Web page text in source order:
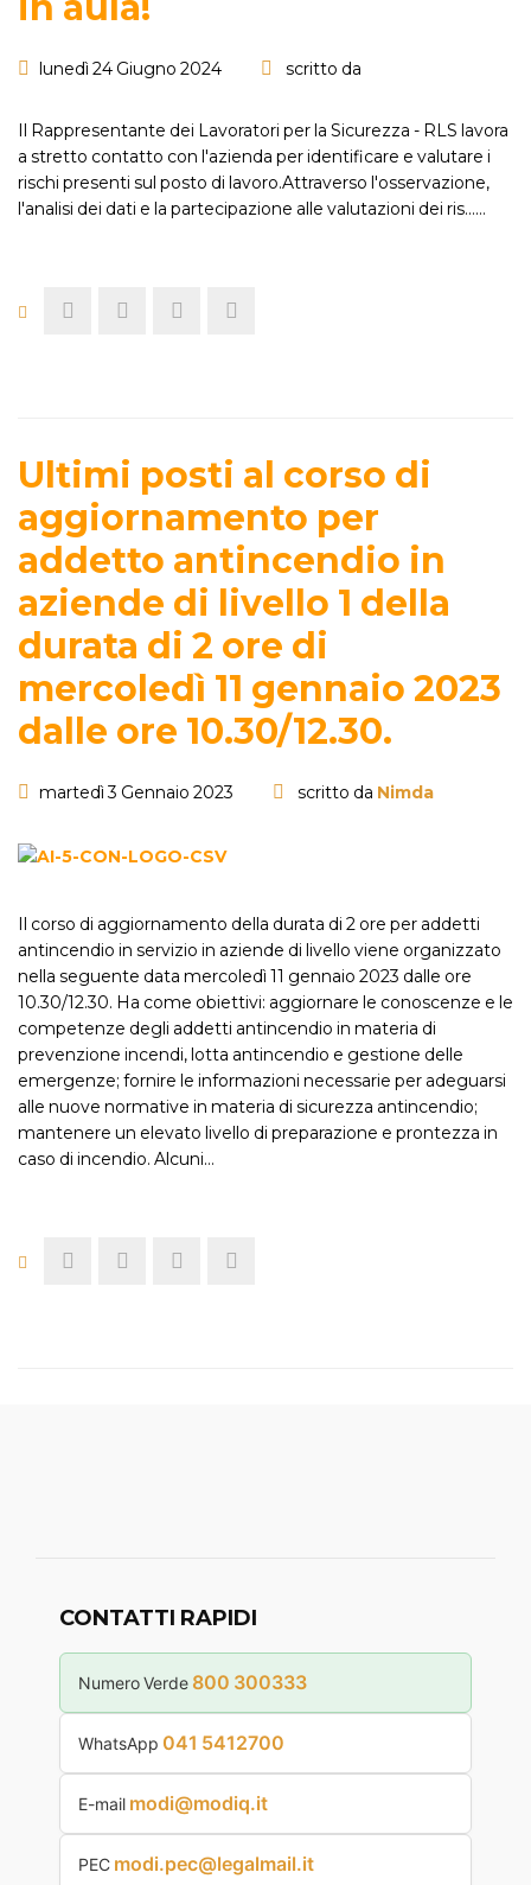
lunedì 24 Giugno 2024 scritto da
Il Rappresentante dei Lavoratori per la Sicurezza - RLS lavora
a stretto contatto con l'azienda per identificare e valutare i
rischi presenti sul posto di lavoro.Attraverso l'osservazione,
l'analisi dei dati e la partecipazione alle valutazioni dei ris...…
Ultimi posti al corso di
aggiornamento per
addetto antincendio in
aziende di livello 1 della
durata di 2 ore di
mercoledì 11 gennaio 2023
dalle ore 10.30/12.30.
martedì 3 Gennaio 2023 scritto da Nimda
Il corso di aggiornamento della durata di 2 ore per addetti
antincendio in servizio in aziende di livello viene organizzato
nella seguente data mercoledì 11 gennaio 2023 dalle ore
10.30/12.30. Ha come obiettivi: aggiornare le conoscenze e le
competenze degli addetti antincendio in materia di
prevenzione incendi, lotta antincendio e gestione delle
emergenze; fornire le informazioni necessarie per adeguarsi
alle nuove normative in materia di sicurezza antincendio;
mantenere un elevato livello di preparazione e prontezza in
caso di incendio. Alcuni…
CONTATTI RAPIDI
Numero Verde 800 300333
WhatsApp 041 5412700
E-mail modi@modiq.it
PEC modi.pec@legalmail.it